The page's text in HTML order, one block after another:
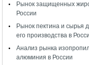
Рынок защищенных
России
Рынок пектина и сырья
его производства в
Анализ рынка
алюминия в России